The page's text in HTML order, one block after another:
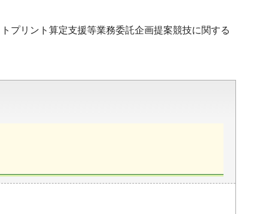
プリント算定支援等業務委託企画提案競技に関する